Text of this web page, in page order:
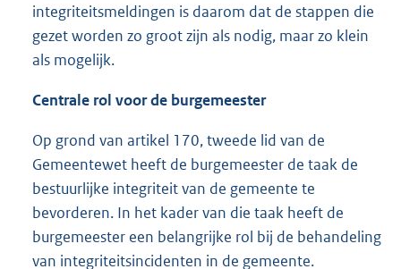
integriteitsmeldingen is daarom dat de stappen die
gezet worden zo groot zijn als nodig, maar zo klein
als mogelijk.
Centrale rol voor de burgemeester
Op grond van artikel 170, tweede lid van de
Gemeentewet heeft de burgemeester de taak de
bestuurlijke integriteit van de gemeente te
bevorderen. In het kader van die taak heeft de
burgemeester een belangrijke rol bij de behandeling
van integriteitsincidenten in de gemeente.